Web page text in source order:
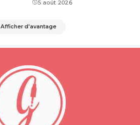
5 août 2026
Afficher d'avantage